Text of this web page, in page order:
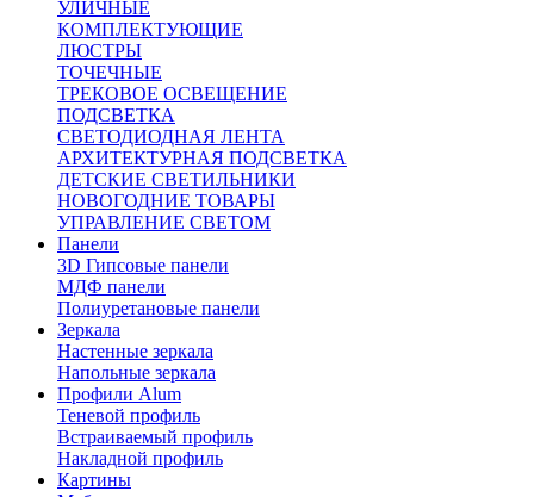
УЛИЧНЫЕ
КОМПЛЕКТУЮЩИЕ
ЛЮСТРЫ
ТОЧЕЧНЫЕ
ТРЕКОВОЕ ОСВЕЩЕНИЕ
ПОДСВЕТКА
СВЕТОДИОДНАЯ ЛЕНТА
АРХИТЕКТУРНАЯ ПОДСВЕТКА
ДЕТСКИЕ СВЕТИЛЬНИКИ
НОВОГОДНИЕ ТОВАРЫ
УПРАВЛЕНИЕ СВЕТОМ
Панели
3D Гипсовые панели
МДФ панели
Полиуретановые панели
Зеркала
Настенные зеркала
Напольные зеркала
Профили Alum
Теневой профиль
Встраиваемый профиль
Накладной профиль
Картины